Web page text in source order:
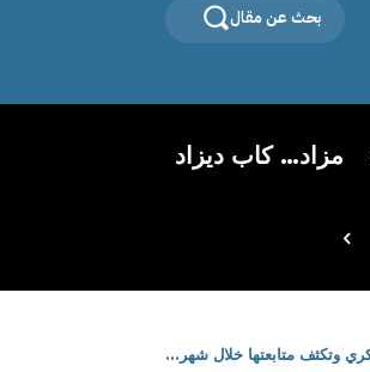
بحث عن مقال
مزاد… كاب ديزاد